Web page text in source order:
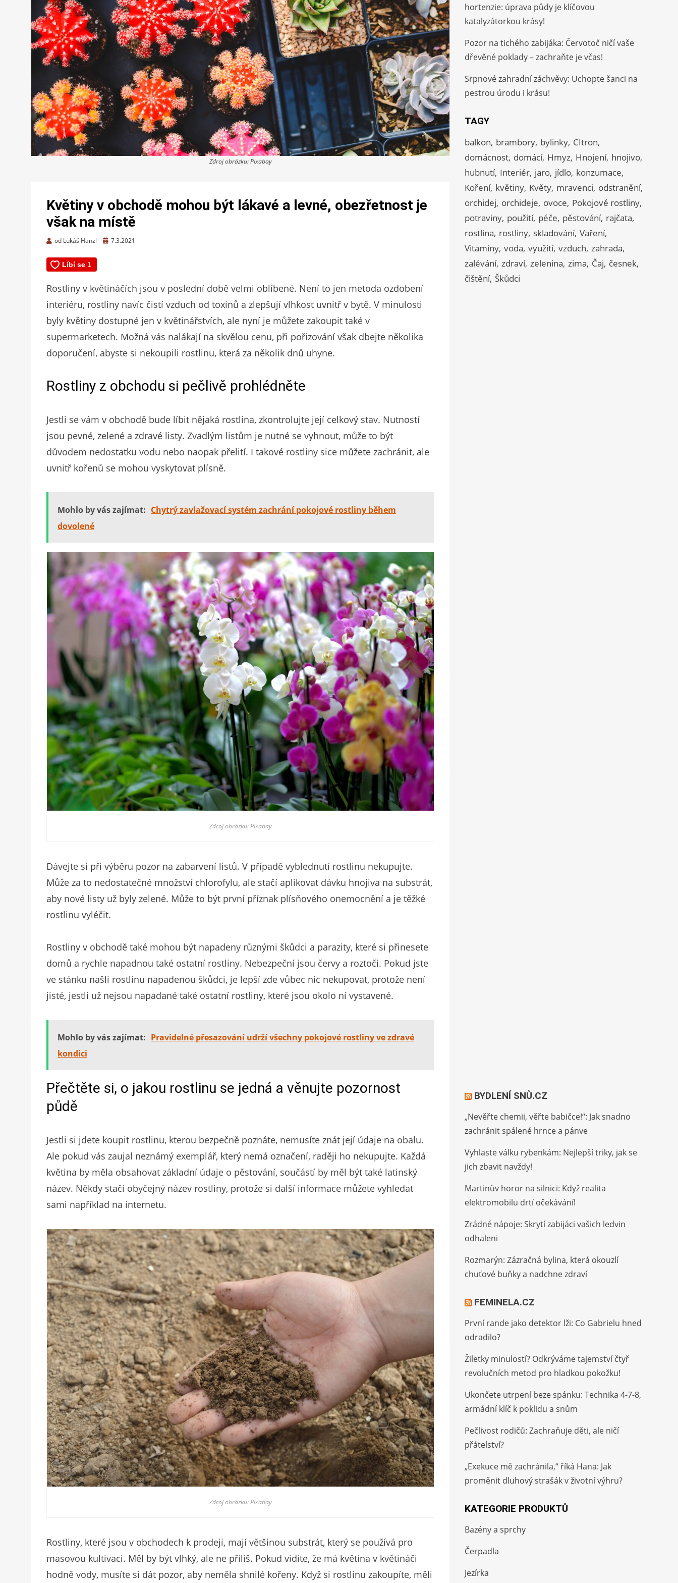
Zdroj obrázku: Pixabay
Květiny v obchodě mohou být lákavé a levné, obezřetnost je
však na místě
od Lukáš Hanzl
Zveřejněno
7.3.2021
Rostliny v květináčích jsou v poslední době velmi oblíbené. Není to jen metoda ozdobení
interiéru, rostliny navíc čistí vzduch od toxinů a zlepšují vlhkost uvnitř v bytě. V minulosti
byly květiny dostupné jen v květinářstvích, ale nyní je můžete zakoupit také v
supermarketech. Možná vás nalákají na skvělou cenu, při pořizování však dbejte několika
doporučení, abyste si nekoupili rostlinu, která za několik dnů uhyne.
Rostliny z obchodu si pečlivě prohlédněte
Jestli se vám v obchodě bude líbit nějaká rostlina, zkontrolujte její celkový stav. Nutností
jsou pevné, zelené a zdravé listy. Zvadlým listům je nutné se vyhnout, může to být
důvodem nedostatku vodu nebo naopak přelití. I takové rostliny sice můžete zachránit, ale
uvnitř kořenů se mohou vyskytovat plísně.
Mohlo by vás zajímat: Chytrý zavlažovací systém zachrání pokojové rostliny během
dovolené
Zdroj obrázku: Pixabay
Dávejte si při výběru pozor na zabarvení listů. V případě vyblednutí rostlinu nekupujte.
Může za to nedostatečné množství chlorofylu, ale stačí aplikovat dávku hnojiva na substrát,
aby nové listy už byly zelené. Může to být první příznak plísňového onemocnění a je těžké
rostlinu vyléčit.
Rostliny v obchodě také mohou být napadeny různými škůdci a parazity, které si přinesete
domů a rychle napadnou také ostatní rostliny. Nebezpeční jsou červy a roztoči. Pokud jste
ve stánku našli rostlinu napadenou škůdci, je lepší zde vůbec nic nekupovat, protože není
jisté, jestli už nejsou napadané také ostatní rostliny, které jsou okolo ní vystavené.
Mohlo by vás zajímat: Pravidelné přesazování udrží všechny pokojové rostliny ve zdravé
kondici
Přečtěte si, o jakou rostlinu se jedná a věnujte pozornost
půdě
Jestli si jdete koupit rostlinu, kterou bezpečně poznáte, nemusíte znát její údaje na obalu.
Ale pokud vás zaujal neznámý exemplář, který nemá označení, raději ho nekupujte. Každá
květina by měla obsahovat základní údaje o pěstování, součástí by měl být také latinský
název. Někdy stačí obyčejný název rostliny, protože si další informace můžete vyhledat
sami například na internetu.
Zdroj obrázku: Pixabay
Rostliny, které jsou v obchodech k prodeji, mají většinou substrát, který se používá pro
masovou kultivaci. Měl by být vlhký, ale ne příliš. Pokud vidíte, že má květina v květináči
hodně vody, musíte si dát pozor, aby neměla shnilé kořeny. Když si rostlinu zakoupíte, měli
hortenzie: úprava půdy je klíčovou
katalyzátorkou krásy!
Pozor na tichého zabijáka: Červotoč ničí vaše
dřevěné poklady – zachraňte je včas!
Srpnové zahradní záchvěvy: Uchopte šanci na
pestrou úrodu i krásu!
TAGY
balkon brambory bylinky CItron
domácnost domácí Hmyz Hnojení hnojivo
hubnutí Interiér jaro jídlo konzumace
Koření květiny Květy mravenci odstranění
orchidej orchideje ovoce Pokojové rostliny
potraviny použití péče pěstování rajčata
rostlina rostliny skladování Vaření
Vitamíny voda využití vzduch zahrada
zalévání zdraví zelenina zima Čaj česnek
čištění Škůdci
BYDLENÍ SNŮ.CZ
„Nevěřte chemii, věřte babičce!“: Jak snadno
zachránit spálené hrnce a pánve
Vyhlaste válku rybenkám: Nejlepší triky, jak se
jich zbavit navždy!
Martinův horor na silnici: Když realita
elektromobilu drtí očekávání!
Zrádné nápoje: Skrytí zabijáci vašich ledvin
odhaleni
Rozmarýn: Zázračná bylina, která okouzlí
chuťové buňky a nadchne zdraví
FEMINELA.CZ
První rande jako detektor lži: Co Gabrielu hned
odradilo?
Žiletky minulostí? Odkrýváme tajemství čtyř
revolučních metod pro hladkou pokožku!
Ukončete utrpení beze spánku: Technika 4-7-8,
armádní klíč k poklidu a snům
Pečlivost rodičů: Zachraňuje děti, ale ničí
přátelství?
„Exekuce mě zachránila,“ říká Hana: Jak
proměnit dluhový strašák v životní výhru?
KATEGORIE PRODUKTŮ
Bazény a sprchy
Čerpadla
Jezírka